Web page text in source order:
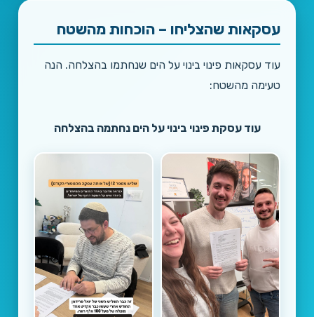
1/3
עסקאות שהצליחו – הוכחות מהשטח
עוד עסקאות פינוי בינוי על הים שנחתמו בהצלחה. הנה
טעימה מהשטח:
עוד עסקת פינוי בינוי על הים נחתמה בהצלחה